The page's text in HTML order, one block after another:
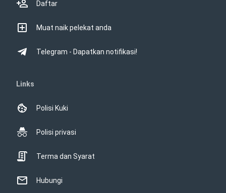
Daftar
Muat naik pelekat anda
Telegram - Dapatkan notifikasi!
Links
Polisi Kuki
Polisi privasi
Terma dan Syarat
Hubungi